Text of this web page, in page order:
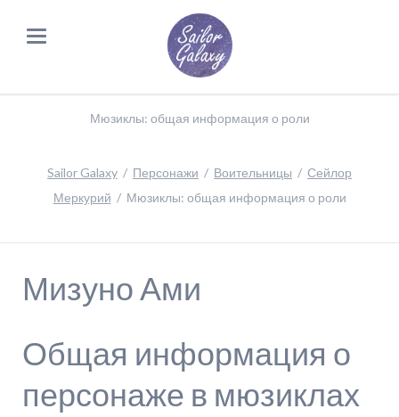
Мюзиклы: общая информация о роли
Sailor Galaxy Персонажи Воительницы
Сейлор
Меркурий
Мюзиклы: общая информация о роли
Мизуно Ами
Общая информация о
персонаже в мюзиклах